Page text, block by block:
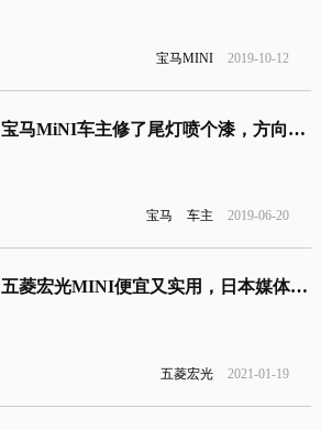
宝马MINI 2019-10-12
宝马MiNI车主修了尾灯喷个漆，方向盘就变了？
宝马 车主 2019-06-20
五菱宏光MINI便宜又实用，日本媒体呼吁：赶快引进
五菱宏光 2021-01-19